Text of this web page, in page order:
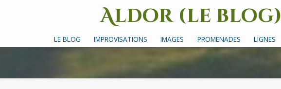
Aldor (le blog)
Un site avec des mots, des images et des sons
LE BLOG IMPROVISATIONS IMAGES PROMENADES LIGNES